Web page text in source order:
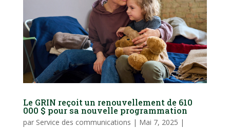
Le GRIN reçoit un renouvellement de 610
000 $ pour sa nouvelle programmation
par Service des communications | Mai 7, 2025 |